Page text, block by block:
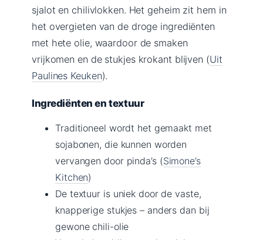
sjalot en chilivlokken. Het geheim zit hem in
het overgieten van de droge ingrediënten
met hete olie, waardoor de smaken
vrijkomen en de stukjes krokant blijven (Uit
Paulines Keuken).
Ingrediënten en textuur
Traditioneel wordt het gemaakt met
sojabonen, die kunnen worden
vervangen door pinda’s (Simone’s
Kitchen)
De textuur is uniek door de vaste,
knapperige stukjes – anders dan bij
gewone chili-olie